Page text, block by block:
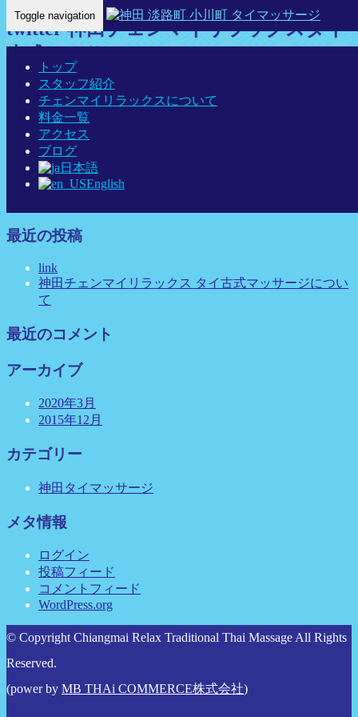
Toggle navigation
トップ
スタッフ紹介
チェンマイリラックスについて
料金一覧
アクセス
ブログ
日本語
English
twitter 神田チェンマイリラックスタイ
Home --twi…
twitter 神田チェンマイリラックスタイ古式マッサージ
最近の投稿
link
神田チェンマイリラックス タイ古式マッサージについ
て
最近のコメント
アーカイブ
2020年3月
2015年12月
カテゴリー
神田タイマッサージ
メタ情報
ログイン
投稿フィード
コメントフィード
WordPress.org
© Copyright Chiangmai Relax Traditional Thai Massage All Rights
Reserved.
(power by MB THAi COMMERCE株式会社)